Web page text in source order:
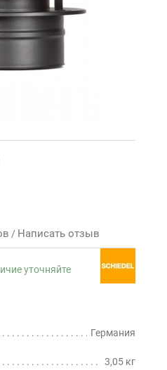
/ Написать отзыв
уточняйте
Германия
3,05 кг